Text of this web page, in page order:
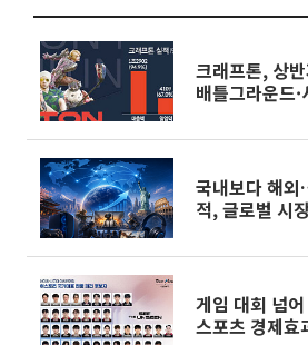
크래프톤, 상
배틀그라운드
국내보다 해
적, 글로벌 시
게임 대회 넘
스포츠 경제효